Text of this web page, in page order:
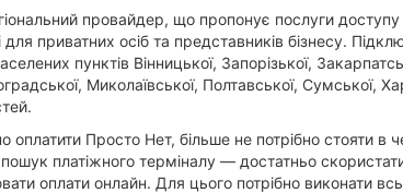
провайдер, що пропонує послуги доступу
для приватних осіб та представників бізнесу.
пунктів Вінницької, Запорізької,
Миколаївської, Полтавської, Сумської,
оплатити Просто Нет, більше не потрібно стояти в
платіжного терміналу — достатньо
оплати онлайн. Для цього потрібно виконати